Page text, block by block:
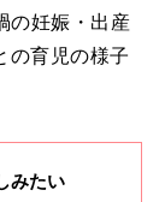
の妊娠・出産
の育児の様子
みたい